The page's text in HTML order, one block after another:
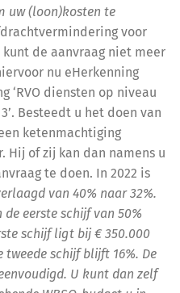
uw (loon)kosten te
voor
kunt de aanvraag niet meer
nu eHerkenning
‘RVO diensten op niveau
Besteedt u het doen van
ketenmachtiging
Hij of zij kan dan namens u
te doen. In 2022 is
van 40% naar 32%.
eerste schijf van 50%
schijf ligt bij € 350.000
schijf blijft 16%. De
U kunt dan zelf